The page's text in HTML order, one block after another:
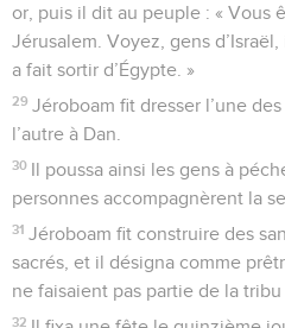
or, puis il dit au peuple : « Vous
Jérusalem. Voyez, gens
a fait sortir d’Égypte. »
29 Jéroboam fit dresser l’une
l’autre à Dan.
30 Il poussa ainsi les gens à
personnes accompagnèrent la
31 Jéroboam fit construire des
sacrés, et il désigna comme
ne faisaient pas partie de la tribu
32